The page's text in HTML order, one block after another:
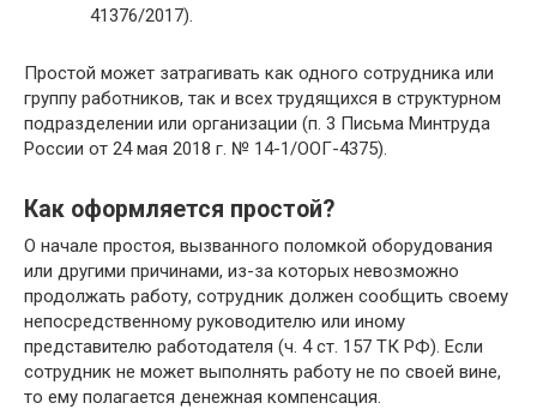
41376/2017).
Простой может затрагивать как одного сотрудника или
группу работников, так и всех трудящихся в структурном
подразделении или организации (п. 3 Письма Минтруда
России от 24 мая 2018 г. № 14-1/ООГ-4375).
Как оформляется простой?
О начале простоя, вызванного поломкой оборудования
или другими причинами, из-за которых невозможно
продолжать работу, сотрудник должен сообщить своему
непосредственному руководителю или иному
представителю работодателя (ч. 4 ст. 157 ТК РФ). Если
сотрудник не может выполнять работу не по своей вине,
то ему полагается денежная компенсация.